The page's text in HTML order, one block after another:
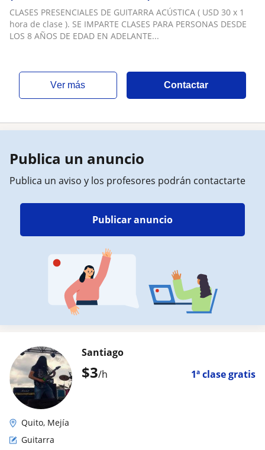
MÚSICA PARA CEREMONIAS RELIGIOSAS Y
EVENTOS
CLASES PRESENCIALES DE GUITARRA ACÚSTICA ( USD 30 x 1
hora de clase ). SE IMPARTE CLASES PARA PERSONAS DESDE
LOS 8 AÑOS DE EDAD EN ADELANTE...
ver más Contactar
Publica un anuncio
Publica un aviso y los profesores podrán contactarte
Publicar anuncio
$3/h 1ª clase gratis
Santiago
Quito, Mejía
Guitarra